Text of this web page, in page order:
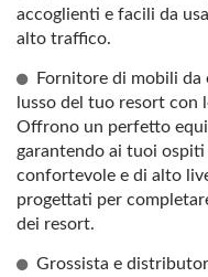
accoglienti e facili da
alto traffico.
Fornitore di mobili
lusso del tuo resort con
Offrono un perfetto
garantendo ai tuoi
confortevole e di alto
progettati per
dei resort.
Grossista e